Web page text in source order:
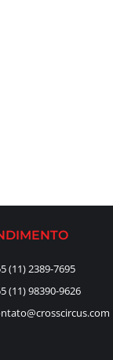
(11) 2389-7695
(11) 98390-9626